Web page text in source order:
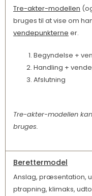
Tre-akter-modellen
bruges til at vise om
vendepunkterne er.
Begyndelse +
Handling +
Afslutning
Tre-akter-modellen
bruges.
Berettermodel
Anslag, præsentation,
ptrapning, klimaks,